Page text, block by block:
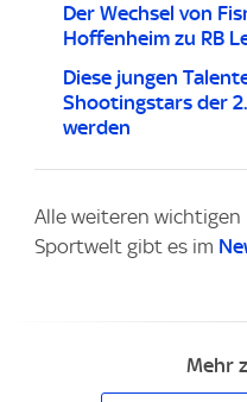
Der Wechsel von
Hoffenheim zu RB
Diese jungen
Shootingstars der
werden
Alle weiteren
Sportwelt gibt es im
Mehr